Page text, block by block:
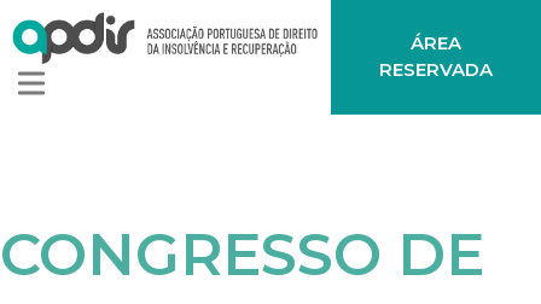
ÁREA
RESERVADA
CONGRESSO DE